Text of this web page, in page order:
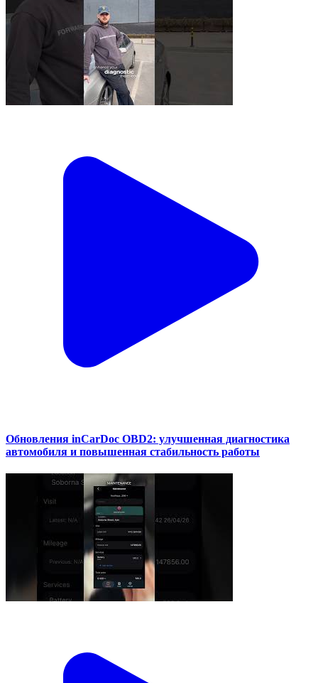
Обновления inCarDoc OBD2: улучшенная диагностика
автомобиля и повышенная стабильность работы